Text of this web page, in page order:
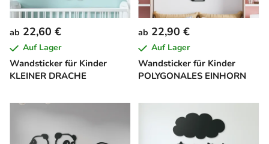
Wandsticker für Kinder
KLEINER DRACHE
ab 22,60 €
Auf Lager
Wandsticker für Kinder
POLYGONALES EINHORN
ab 22,90 €
Auf Lager